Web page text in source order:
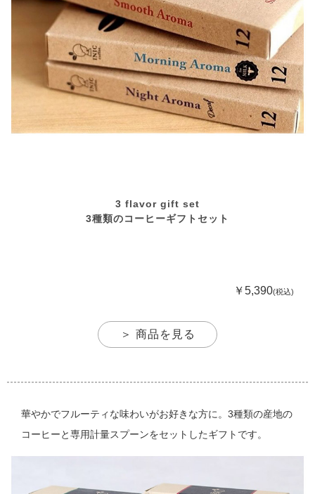
3 flavor gift set
3種類のコーヒーギフトセット
￥5,390(税込)
＞ 商品を見る
華やかでフルーティな味わいがお好きな方に。3種類の産地の
コーヒーと専用計量スプーンをセットしたギフトです。